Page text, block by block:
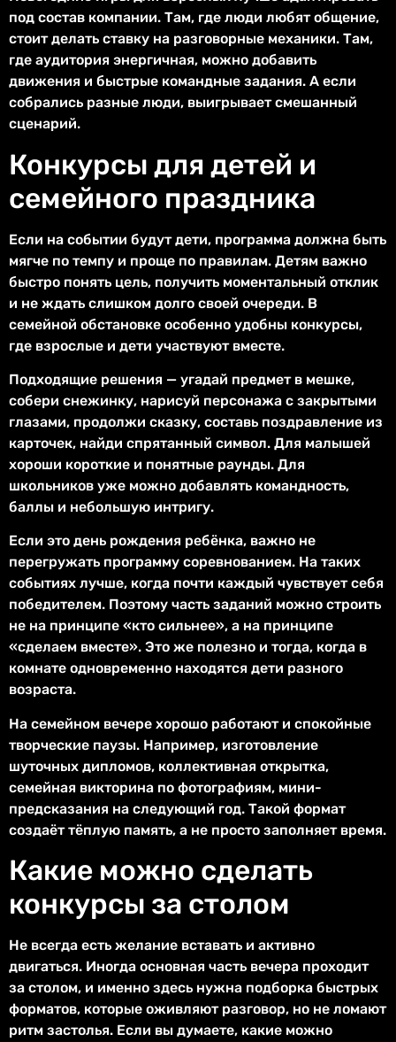
под состав компании. Там, где люди любят общение,
стоит делать ставку на разговорные механики. Там,
где аудитория энергичная, можно добавить
движения и быстрые командные задания. А если
собрались разные люди, выигрывает смешанный
сценарий.
Конкурсы для детей и
семейного праздника
Если на событии будут дети, программа должна быть
мягче по темпу и проще по правилам. Детям важно
быстро понять цель, получить моментальный отклик
и не ждать слишком долго своей очереди. В
семейной обстановке особенно удобны конкурсы,
где взрослые и дети участвуют вместе.
Подходящие решения — угадай предмет в мешке,
собери снежинку, нарисуй персонажа с закрытыми
глазами, продолжи сказку, составь поздравление из
карточек, найди спрятанный символ. Для малышей
хороши короткие и понятные раунды. Для
школьников уже можно добавлять командность,
баллы и небольшую интригу.
Если это день рождения ребёнка, важно не
перегружать программу соревнованием. На таких
событиях лучше, когда почти каждый чувствует себя
победителем. Поэтому часть заданий можно строить
не на принципе «кто сильнее», а на принципе
«сделаем вместе». Это же полезно и тогда, когда в
комнате одновременно находятся дети разного
возраста.
На семейном вечере хорошо работают и спокойные
творческие паузы. Например, изготовление
шуточных дипломов, коллективная открытка,
семейная викторина по фотографиям, мини-
предсказания на следующий год. Такой формат
создаёт тёплую память, а не просто заполняет время.
Какие можно сделать
конкурсы за столом
Не всегда есть желание вставать и активно
двигаться. Иногда основная часть вечера проходит
за столом, и именно здесь нужна подборка быстрых
форматов, которые оживляют разговор, но не ломают
ритм застолья. Если вы думаете, какие можно